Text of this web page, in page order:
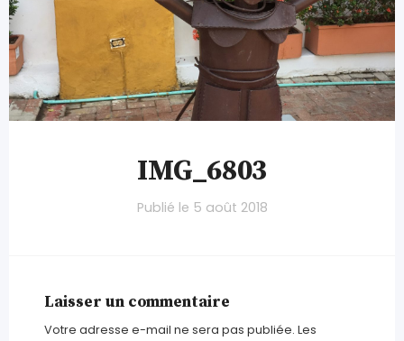
IMG_6803
Publié le 5 août 2018
Laisser un commentaire
Votre adresse e-mail ne sera pas publiée. Les